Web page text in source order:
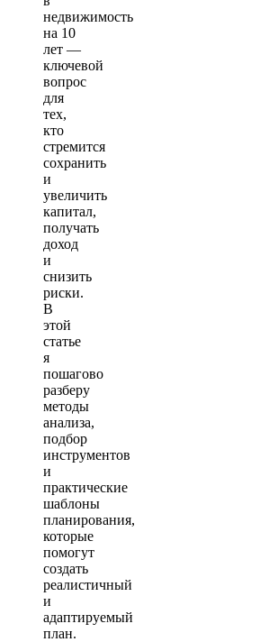
недвижимость
на 10
лет —
ключевой
вопрос
для
тех,
кто
стремится
сохранить
и
увеличить
капитал,
получать
доход
и
снизить
риски.
В
этой
статье
я
пошагово
разберу
методы
анализа,
подбор
инструментов
и
практические
шаблоны
планирования,
которые
помогут
создать
реалистичный
и
адаптируемый
план.